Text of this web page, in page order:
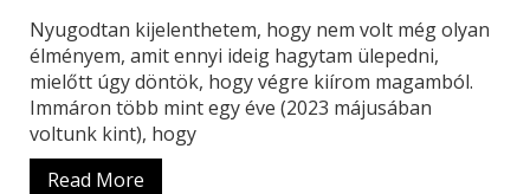
Nyugodtan kijelenthetem, hogy nem volt még olyan
élményem, amit ennyi ideig hagytam ülepedni,
mielőtt úgy döntök, hogy végre kiírom magamból.
Immáron több mint egy éve (2023 májusában
voltunk kint), hogy
Read More